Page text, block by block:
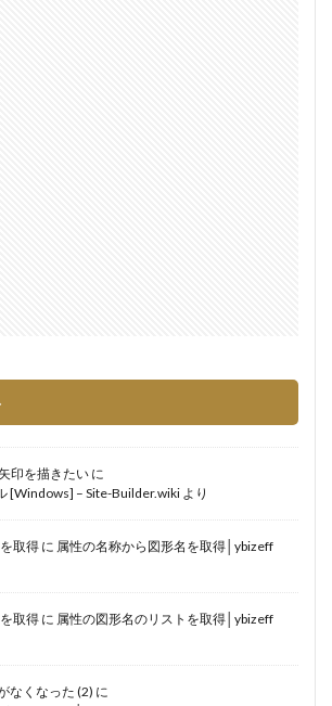
印を描きたい に
[Windows] – Site-Builder.wiki より
取得に 属性の名称から図形名を取得│ybizeff
取得に 属性の図形名のリストを取得│ybizeff
なくなった (2) に